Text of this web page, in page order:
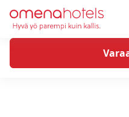
Skip to content